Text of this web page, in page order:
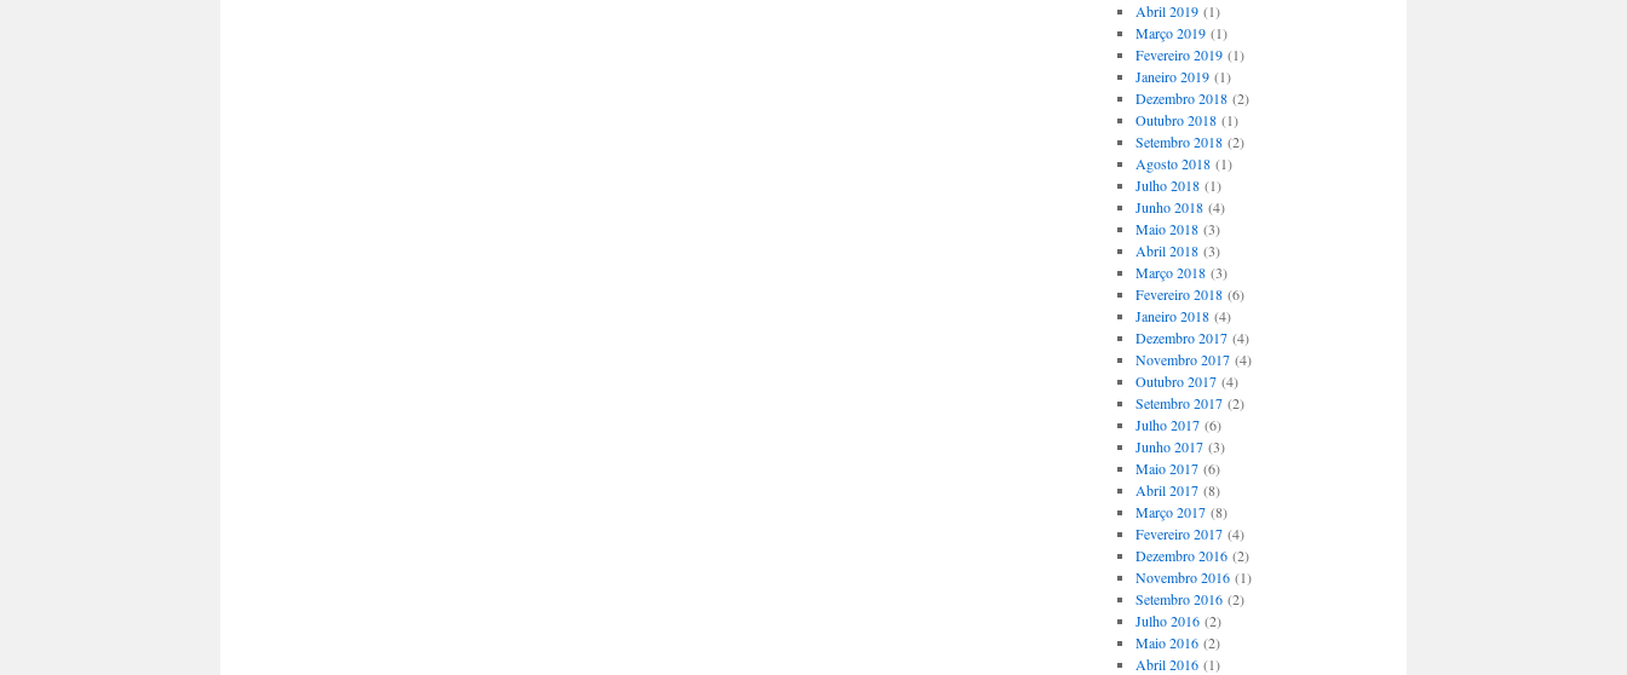
Abril 2019(1)
Março 2019(1)
Fevereiro 2019(1)
Janeiro 2019(1)
Dezembro 2018(2)
Outubro 2018(1)
Setembro 2018(2)
Agosto 2018(1)
Julho 2018(1)
Junho 2018(4)
Maio 2018(3)
Abril 2018(3)
Março 2018(3)
Fevereiro 2018(6)
Janeiro 2018(4)
Dezembro 2017(4)
Novembro 2017(4)
Outubro 2017(4)
Setembro 2017(2)
Julho 2017(6)
Junho 2017(3)
Maio 2017(6)
Abril 2017(8)
Março 2017(8)
Fevereiro 2017(4)
Dezembro 2016(2)
Novembro 2016(1)
Setembro 2016(2)
Julho 2016(2)
Maio 2016(2)
Abril 2016(1)